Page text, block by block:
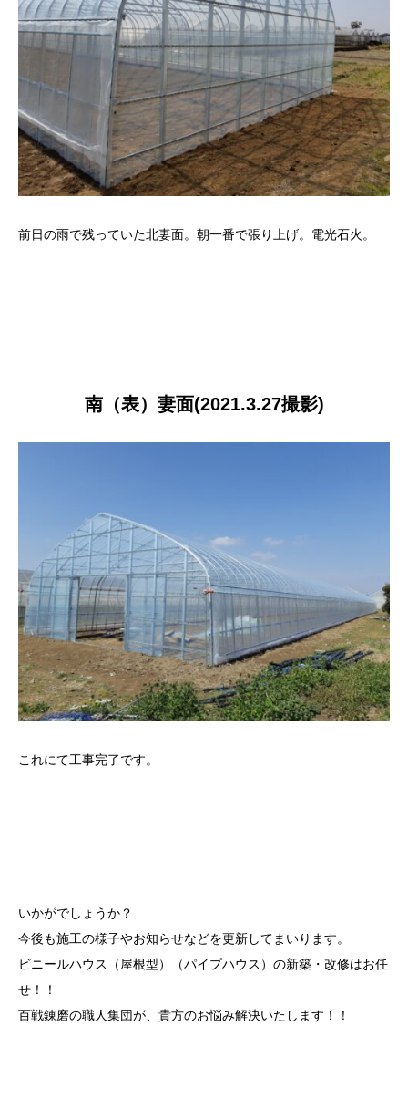
前日の雨で残っていた北妻面。朝一番で張り上げ。電光石火。
南（表）妻面(2021.3.27撮影)
これにて工事完了です。
いかがでしょうか？
今後も施工の様子やお知らせなどを更新してまいります。
ビニールハウス（屋根型）（パイプハウス）の新築・改修はお任
せ！！
百戦錬磨の職人集団が、貴方のお悩み解決いたします！！